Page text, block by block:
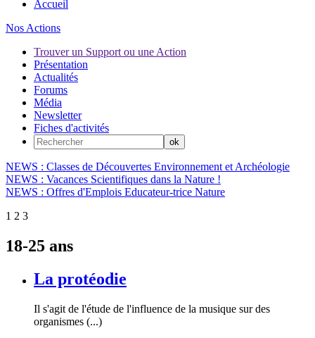
Accueil
Nos Actions
Trouver un Support ou une Action
Présentation
Actualités
Forums
Média
Newsletter
Fiches d'activités
NEWS : Classes de Découvertes Environnement et Archéologie
NEWS : Vacances Scientifiques dans la Nature !
NEWS : Offres d'Emplois Educateur-trice Nature
1 2 3
18-25 ans
La protéodie
Il s'agit de l'étude de l'influence de la musique sur des
organismes (...)